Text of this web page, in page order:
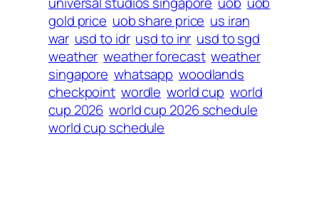
gold price uob share price us iran
war usd to idr usd to inr usd to sgd
weather weather forecast weather
singapore whatsapp woodlands
checkpoint wordle world cup world
cup 2026 world cup 2026 schedule
world cup schedule